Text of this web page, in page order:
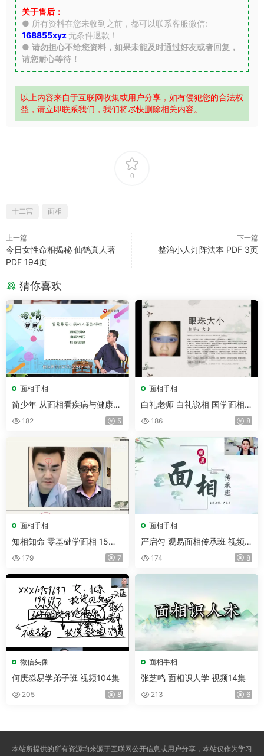
关于售后：
● 所有资料在您未收到之前，都可以联系客服微信:
168855xyz 无条件退款！
● 请勿担心不给您资料，如果未能及时通过好友或者回复，
请您耐心等待！
以上内容来自于互联网收集或用户分享，如有侵犯您的合法权
益，请立即联系我们，我们将尽快删除相关内容。
0
十二宫 面相
上一篇
今日女性命相揭秘 仙鹤真人著
PDF 194页
下一篇
整治小人灯阵法本 PDF 3页
猜你喜欢
面相手相
简少年 从面相看疾病与健康
视频5集
182 5
面相手相
白礼老师 白礼说相 国学面相
识人速成班 视频10集
186 8
面相手相
知相知命 零基础学面相 15集
视频179 7
面相手相
严启匀 观易面相传承班 视频3
8集174 8
微信头像
何庚淼易学弟子班 视频104集
205 8
面相手相
张芝鸣 面相识人学 视频14集
213 6
本站所提供的所有资源均来源于互联网公开信息或用户分享，本站仅作为学习